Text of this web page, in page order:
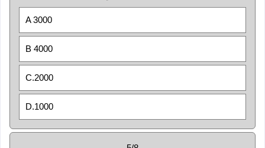
A 3000
B 4000
C.2000
D.1000